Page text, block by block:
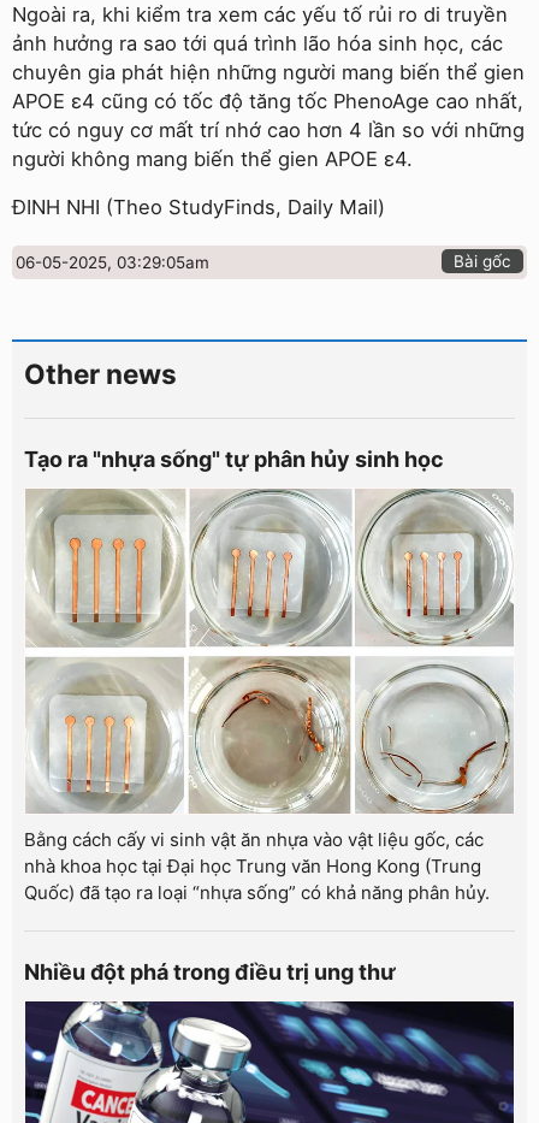
Ngoài ra, khi kiểm tra xem các yếu tố rủi ro di truyền
ảnh hưởng ra sao tới quá trình lão hóa sinh học, các
chuyên gia phát hiện những người mang biến thể gien
APOE ε4 cũng có tốc độ tăng tốc PhenoAge cao nhất,
tức có nguy cơ mất trí nhớ cao hơn 4 lần so với những
người không mang biến thể gien APOE ε4.
ĐINH NHI (Theo StudyFinds, Daily Mail)
06-05-2025, 03:29:05am Bài gốc
Other news
Tạo ra "nhựa sống" tự phân hủy sinh học
Bằng cách cấy vi sinh vật ăn nhựa vào vật liệu gốc, các
nhà khoa học tại Đại học Trung văn Hong Kong (Trung
Quốc) đã tạo ra loại “nhựa sống” có khả năng phân hủy.
Nhiều đột phá trong điều trị ung thư